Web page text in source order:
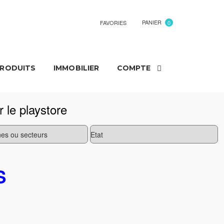
FAVORIES 0
PANIER
IMMOBILIER COMPTE
le playstore